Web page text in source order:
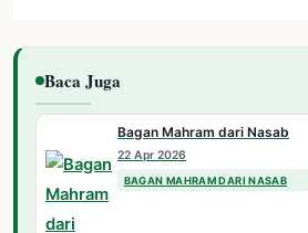
Baca Juga
Bagan Mahram dari Nasab
22 Apr 2026
BAGAN MAHRAM DARI NASAB